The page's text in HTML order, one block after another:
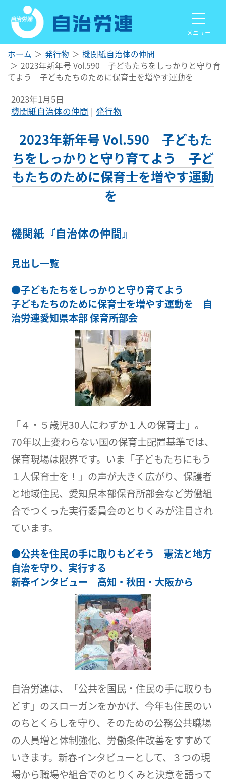
メニュー
ホーム 発行物
機関紙自治体の仲間
2023年新年号 Vol.590 子どもたちをしっかりと守り育
てよう 子どもたちのために保育士を増やす運動を
2023年1月5日
機関紙自治体の仲間
発行物
2023年新年号 Vol.590 子どもた
ちをしっかりと守り育てよう 子ど
もたちのために保育士を増やす運動
を
機関紙『自治体の仲間』
見出し一覧
●子どもたちをしっかりと守り育てよう
子どもたちのために保育士を増やす運動を 自
治労連愛知県本部 保育所部会
「４・５歳児30人にわずか１人の保育士」。
70年以上変わらない国の保育士配置基準では、
保育現場は限界です。いま「子どもたちにもう
１人保育士を！」の声が大きく広がり、保護者
と地域住民、愛知県本部保育所部会など労働組
合でつくった実行委員会のとりくみが注目され
ています。
●公共を住民の手に取りもどそう 憲法と地方
自治を守り、実行する
新春インタビュー 高知・秋田・大阪から
自治労連は、「公共を国民・住民の手に取りも
どす」のスローガンをかかげ、今年も住民のい
のちとくらしを守り、そのための公務公共職場
の人員増と体制強化、労働条件改善をすすめて
いきます。新春インタビューとして、３つの現
場から職場や組合でのとりくみと決意を語って